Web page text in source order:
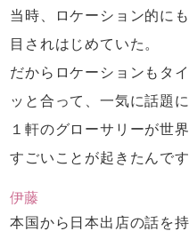
当時、ロケーション的に
目されはじめていた。
だからロケーションもタ
ッと合って、一気に話題
１軒のグローサリーが世
すごいことが起きたんです
伊藤
本国から日本出店の話を